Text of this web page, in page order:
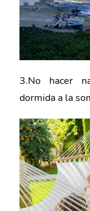
3.No hacer
dormida a la